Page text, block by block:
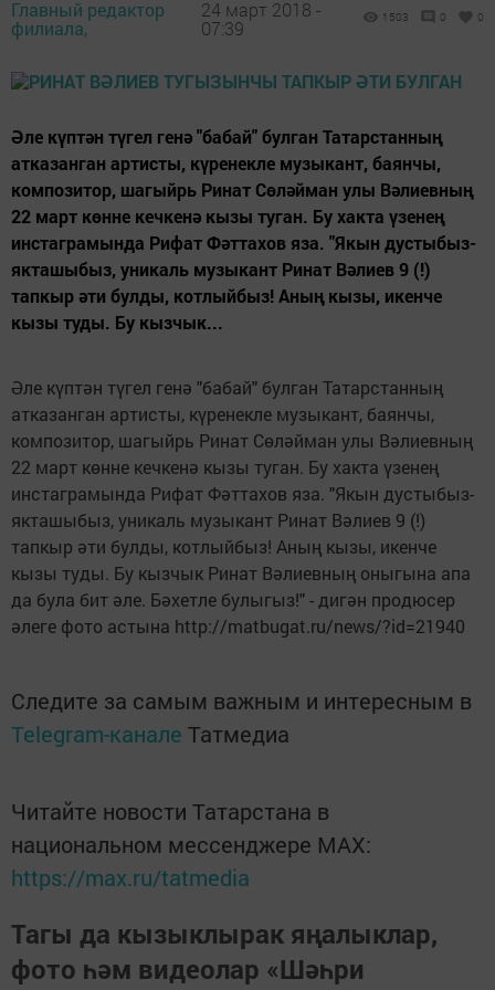
Главный редактор
филиала,
24 март 2018 -
07:39
1503 0 0
Әле күптән түгел генә "бабай" булган Татарстанның
атказанган артисты, күренекле музыкант, баянчы,
композитор, шагыйрь Ринат Сөләйман улы Вәлиевның
22 март көнне кечкенә кызы туган. Бу хакта үзенең
инстаграмында Рифат Фәттахов яза. "Якын дустыбыз-
якташыбыз, уникаль музыкант Ринат Вәлиев 9 (!)
тапкыр әти булды, котлыйбыз! Аның кызы, икенче
кызы туды. Бу кызчык...
Әле күптән түгел генә "бабай" булган Татарстанның
атказанган артисты, күренекле музыкант, баянчы,
композитор, шагыйрь Ринат Сөләйман улы Вәлиевның
22 март көнне кечкенә кызы туган. Бу хакта үзенең
инстаграмында Рифат Фәттахов яза. "Якын дустыбыз-
якташыбыз, уникаль музыкант Ринат Вәлиев 9 (!)
тапкыр әти булды, котлыйбыз! Аның кызы, икенче
кызы туды. Бу кызчык Ринат Вәлиевның оныгына апа
да була бит әле. Бәхетле булыгыз!" - дигән продюсер
әлеге фото астына http://matbugat.ru/news/?id=21940
Следите за самым важным и интересным в
Telegram-канале Татмедиа
Читайте новости Татарстана в
национальном мессенджере MАХ:
https://max.ru/tatmedia
Тагы да кызыклырак яңалыклар,
фото һәм видеолар «Шәһри